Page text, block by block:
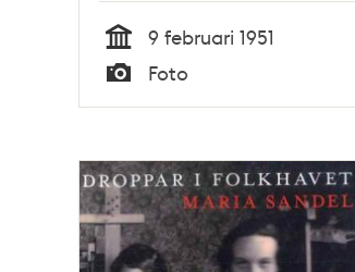
okänd, Agda Rössel och
Lisa Svanberg
Tid
9 februari 1951
Typ
Foto